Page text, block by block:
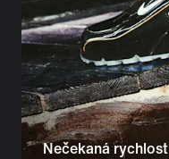
Nečekaná rychlost